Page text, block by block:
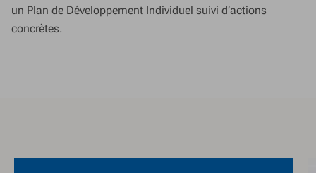
un Plan de Développement Individuel suivi d’actions
concrètes.